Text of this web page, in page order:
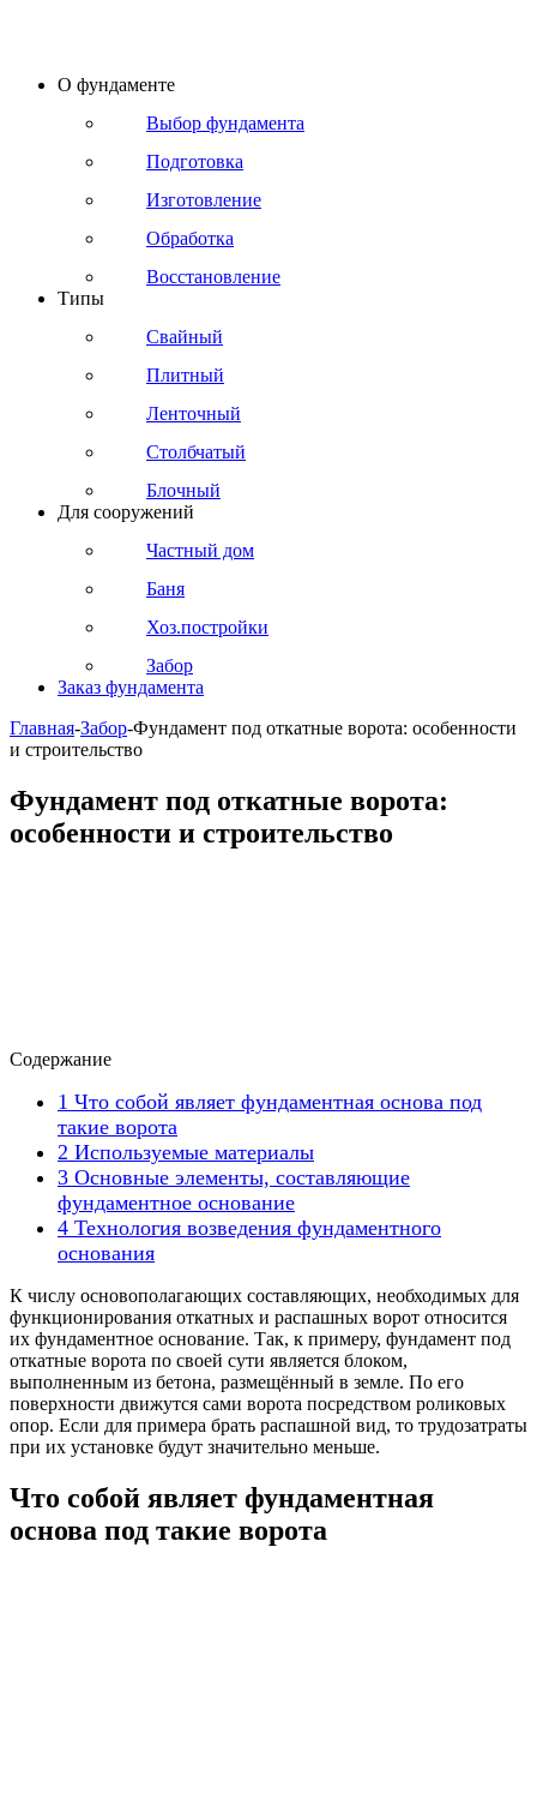
О фундаменте
Выбор фундамента
Подготовка
Изготовление
Обработка
Восстановление
Типы
Свайный
Плитный
Ленточный
Столбчатый
Блочный
Для сооружений
Частный дом
Баня
Хоз.постройки
Забор
Заказ фундамента
Главная-Забор-Фундамент под откатные ворота: особенности
и строительство
Фундамент под откатные ворота:
особенности и строительство
Содержание
1 Что собой являет фундаментная основа под
такие ворота
2 Используемые материалы
3 Основные элементы, составляющие
фундаментное основание
4 Технология возведения фундаментного
основания
К числу основополагающих составляющих, необходимых для
функционирования откатных и распашных ворот относится
их фундаментное основание. Так, к примеру, фундамент под
откатные ворота по своей сути является блоком,
выполненным из бетона, размещённый в земле. По его
поверхности движутся сами ворота посредством роликовых
опор. Если для примера брать распашной вид, то трудозатраты
при их установке будут значительно меньше.
Что собой являет фундаментная
основа под такие ворота